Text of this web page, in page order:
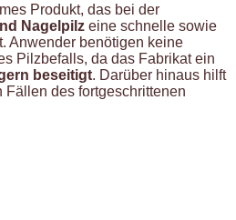
Produkt, das bei der
Nagelpilz eine schnelle sowie
Anwender benötigen keine
Pilzbefalls, da das Fabrikat ein
beseitigt. Darüber hinaus hilft
des fortgeschrittenen